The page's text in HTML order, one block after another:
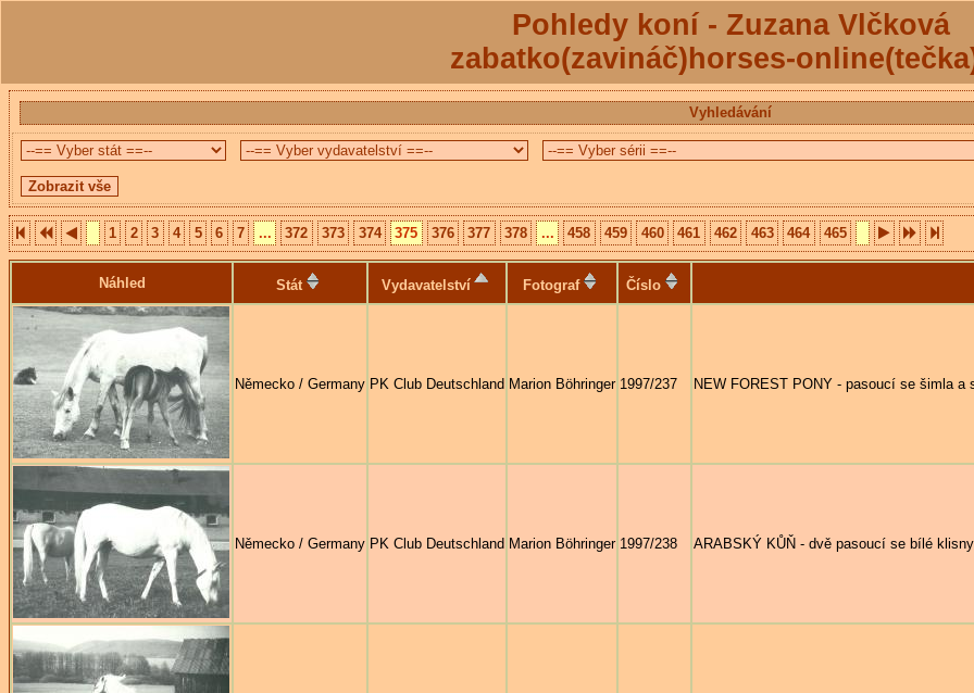
Pohledy koní - Zuzana Vlčková
zabatko(zavináč)horses-
Vyhledávání
1 2 3 4 5 6 7 ... 372 373 374 375 376 377 378 ... 458 459 460 461 462 463 464 465
Náhled Stát Vydavatelství Fotograf Číslo
Německo / Germany PK Club Deutschland Marion Böhringer 1997/237 NEW FOREST PONY - pasoucí se šimla a
Německo / Germany PK Club Deutschland Marion Böhringer 1997/238 ARABSKÝ KŮŇ - dvě pasoucí se bílé klisny